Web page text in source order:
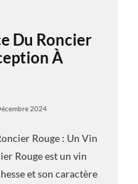
Du Roncier
À
2024
Rouge : Un Vin
Rouge est un vin
et son caractère